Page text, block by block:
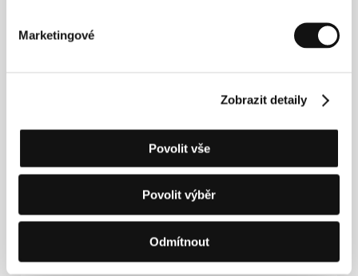
Marketingové
Zobrazit detaily
Povolit vše
Povolit výběr
Odmítnout
Sekce:Hlavní soutěž
Katar, 2018, 100 min
Drž si šátek, Tatjano
(Pidä huivista kiinni, Tatjana)
Sedm blízkých setkání